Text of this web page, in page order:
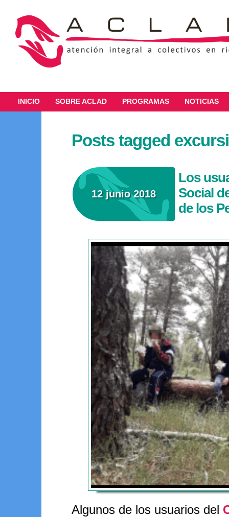
INICIO SOBRE ACLAD PROGRAMAS NOTICIAS
Posts tagged
12 junio 2018
Los
Social
de los
Algunos de los usuarios del